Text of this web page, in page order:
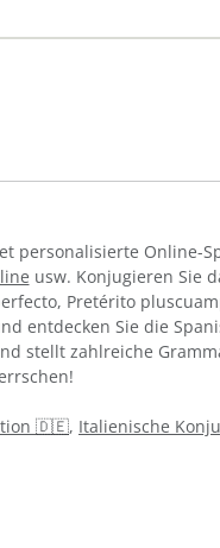
personalisierte Online-
usw. Konjugieren Sie
Pretérito
entdecken Sie die
stellt zahlreiche
🇩🇪, Italienische